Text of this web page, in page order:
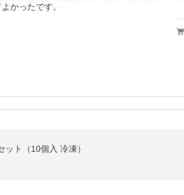
かったです。
ット（10個入 冷凍）